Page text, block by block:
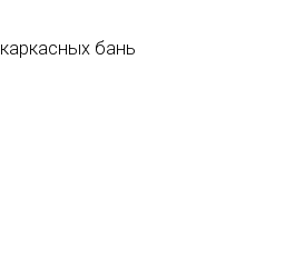
каркасных бань